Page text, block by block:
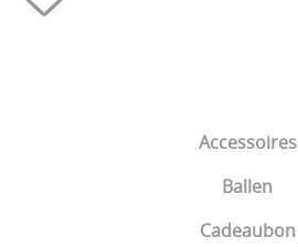
Accessoires
Ballen
Cadeaubon